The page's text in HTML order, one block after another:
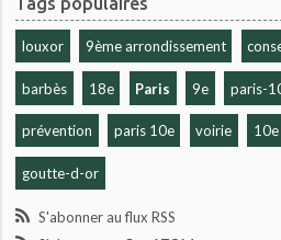
louxor 9ème arrondissement
barbès 18e Paris 9e paris-
prévention paris 10e voirie 10e
goutte-d-or
S'abonner au flux RSS